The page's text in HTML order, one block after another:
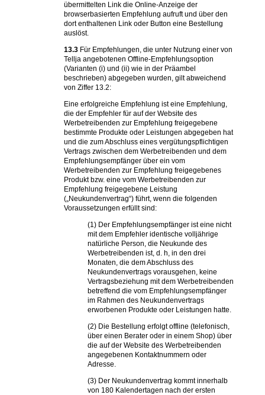
übermittelten Link die Online-Anzeige der
browserbasierten Empfehlung aufruft und über den
dort enthaltenen Link oder Button eine Bestellung
auslöst.
13.3 Für Empfehlungen, die unter Nutzung einer von
Tellja angebotenen Offline-Empfehlungsoption
(Varianten (i) und (ii) wie in der Präambel
beschrieben) abgegeben wurden, gilt abweichend
von Ziffer 13.2:
Eine erfolgreiche Empfehlung ist eine Empfehlung,
die der Empfehler für auf der Website des
Werbetreibenden zur Empfehlung freigegebene
bestimmte Produkte oder Leistungen abgegeben hat
und die zum Abschluss eines vergütungspflichtigen
Vertrags zwischen dem Werbetreibenden und dem
Empfehlungsempfänger über ein vom
Werbetreibenden zur Empfehlung freigegebenes
Produkt bzw. eine vom Werbetreibenden zur
Empfehlung freigegebene Leistung
(„Neukundenvertrag“) führt, wenn die folgenden
Voraussetzungen erfüllt sind:
(1) Der Empfehlungsempfänger ist eine nicht
mit dem Empfehler identische volljährige
natürliche Person, die Neukunde des
Werbetreibenden ist, d. h, in den drei
Monaten, die dem Abschluss des
Neukundenvertrags vorausgehen, keine
Vertragsbeziehung mit dem Werbetreibenden
betreffend die vom Empfehlungsempfänger
im Rahmen des Neukundenvertrags
erworbenen Produkte oder Leistungen hatte.
(2) Die Bestellung erfolgt offline (telefonisch,
über einen Berater oder in einem Shop) über
die auf der Website des Werbetreibenden
angegebenen Kontaktnummern oder
Adresse.
(3) Der Neukundenvertrag kommt innerhalb
von 180 Kalendertagen nach der ersten